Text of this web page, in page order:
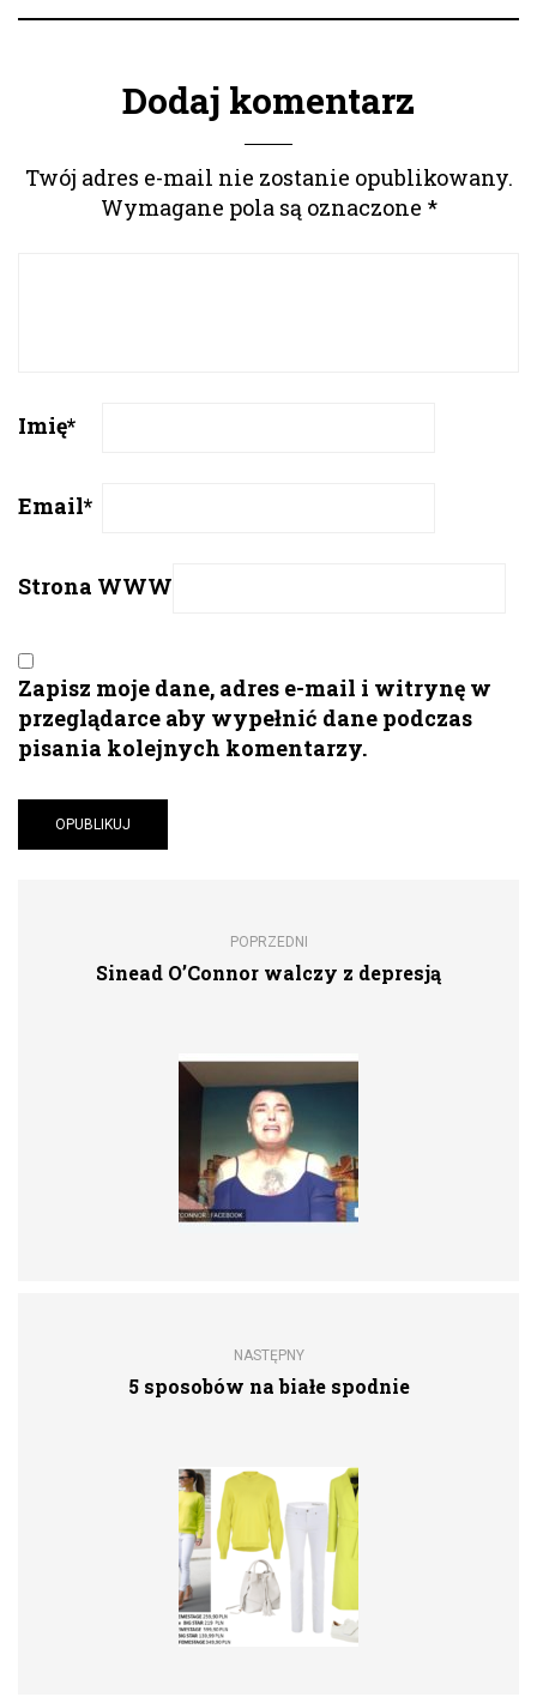
Dodaj komentarz
Twój adres e-mail nie zostanie opublikowany.
Wymagane pola są oznaczone *
Imię*
Email*
Strona WWW
Zapisz moje dane, adres e-mail i witrynę w
przeglądarce aby wypełnić dane podczas
pisania kolejnych komentarzy.
POPRZEDNI
Sinead O’Connor walczy z depresją
NASTĘPNY
5 sposobów na białe spodnie